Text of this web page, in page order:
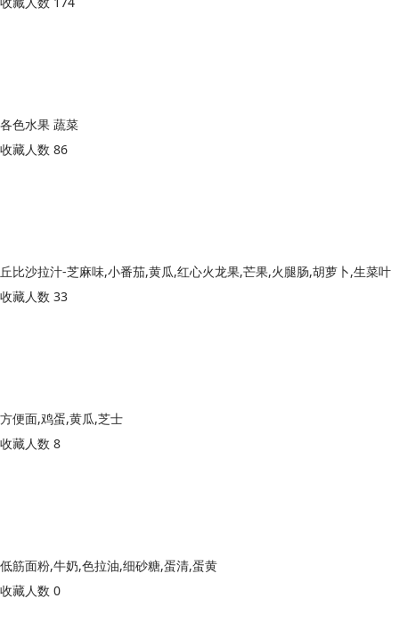
各色水果 蔬菜
收藏人数 86
丘比沙拉汁-芝麻味,小番茄,黄瓜,红心火龙果,芒果,火腿肠,胡萝卜,生菜叶
收藏人数 33
方便面,鸡蛋,黄瓜,芝士
收藏人数 8
低筋面粉,牛奶,色拉油,细砂糖,蛋清,蛋黄
收藏人数 0